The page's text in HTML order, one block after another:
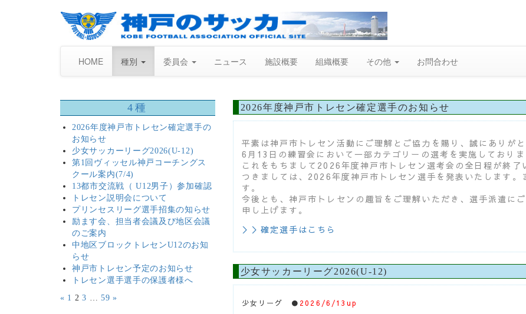
HOME 種別 委員会 ニュース 施設概要 組織概要 その他 お問合わせ
4種
2026年度神戸市トレセン確定選手の
お知らせ
少女サッカーリーグ2026(U-12)
第1回ヴィッセル神戸コーチングス
クール案内(7/4)
13都市交流戦（ U12男子）参加確認
トレセン説明会について
プリンセスリーグ選手招集の知らせ
励ます会、担当者会議及び地区会議
のご案内
中地区ブロックトレセンU12のお知
らせ
神戸市トレセン予定のお知らせ
トレセン選手選手の保護者様へ
« 1 2 3 … 59 »
2026年度神戸市トレセン確定選手のお知らせ
平素は神戸市トレセン活動にご理解とご協力を賜り、誠にありがと
6月13日の練習会において一部カテゴリーの選考を実施しておりま
これをもちまして2026年度神戸市トレセン選考会の全日程が終了
つきましては、2026年度神戸市トレセン選手を発表いたします。
す。
今後とも、神戸市トレセンの趣旨をご理解いただき、選手派遣に
申し上げます。
＞＞確定選手はこちら
少女サッカーリーグ2026(U-12)
少女リーグ ● 2026/6/13up